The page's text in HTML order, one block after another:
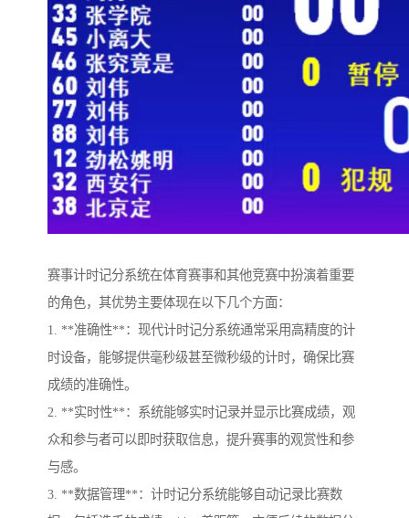
赛事计时记分系统在体育赛事和其他竞赛中扮演着重要
的角色，其优势主要体现在以下几个方面：
1. **准确性**：现代计时记分系统通常采用高精度的计
时设备，能够提供毫秒级甚至微秒级的计时，确保比赛
成绩的准确性。
2. **实时性**：系统能够实时记录并显示比赛成绩，观
众和参与者可以即时获取信息，提升赛事的观赏性和参
与感。
3. **数据管理**：计时记分系统能够自动记录比赛数